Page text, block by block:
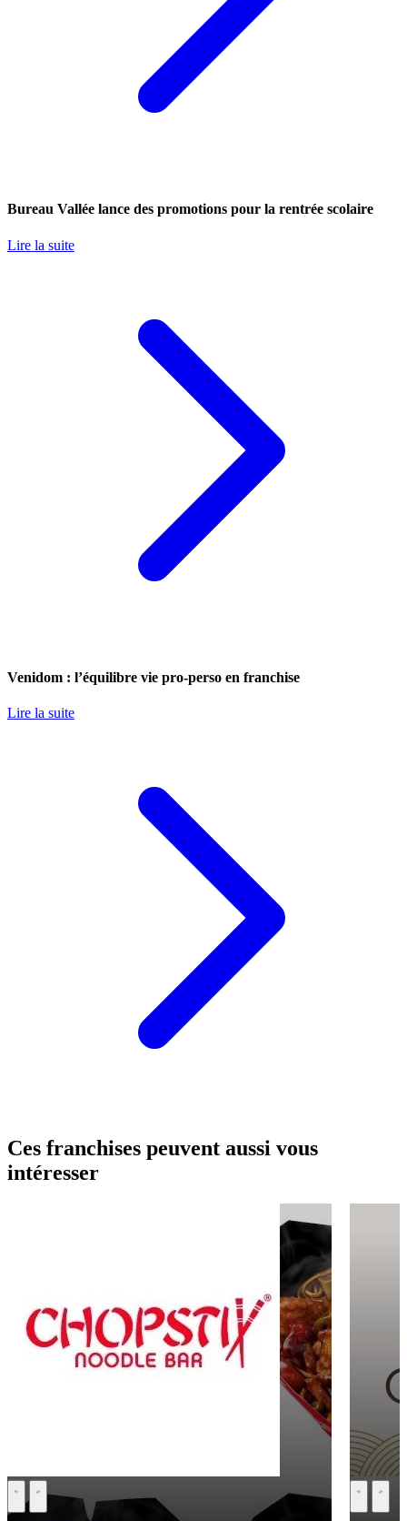
Bureau Vallée lance des promotions pour la rentrée scolaire
Lire la suite
Venidom : l’équilibre vie pro-perso en franchise
Lire la suite
Ces franchises peuvent aussi vous
intéresser